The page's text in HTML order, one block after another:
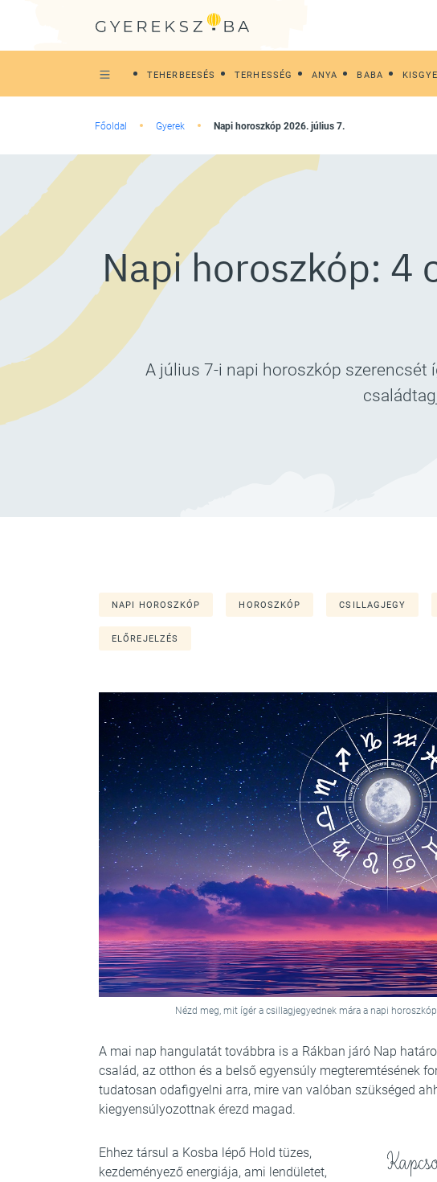
TEHERBEESÉS TERHESSÉG ANYA BABA
Főoldal Gyerek Napi horoszkóp 2026. július 7.
Napi horoszkóp: 4
A július 7-i napi horoszkóp szerencsét
NAPI HOROSZKÓP HOROSZKÓP CSILLAGJEGY
ELŐREJELZÉS
Nézd meg, mit ígér a csillagjegyednek mára a napi
A mai nap hangulatát továbbra is a Rákban járó Nap
család, az otthon és a belső egyensúly megteremtésének
tudatosan odafigyelni arra, mire van valóban szükséged
kiegyensúlyozottnak érezd magad.
Ehhez társul a Kosba lépő Hold tüzes,
kezdeményező energiája, ami lendületet,